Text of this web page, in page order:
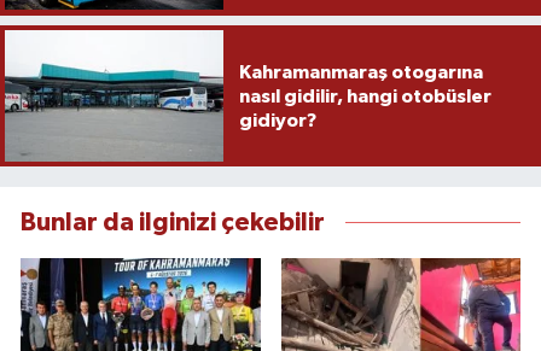
Kahramanmaraş otogarına
nasıl gidilir, hangi otobüsler
gidiyor?
Bunlar da ilginizi çekebilir